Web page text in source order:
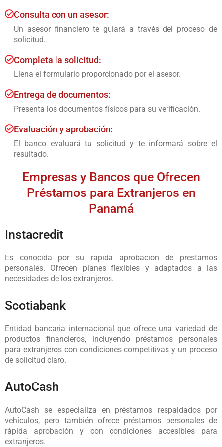
Consulta con un asesor:
Un asesor financiero te guiará a través del proceso de
solicitud.
Completa la solicitud:
Llena el formulario proporcionado por el asesor.
Entrega de documentos:
Presenta los documentos físicos para su verificación.
Evaluación y aprobación:
El banco evaluará tu solicitud y te informará sobre el
resultado.
Empresas y Bancos que Ofrecen
Préstamos para Extranjeros en
Panamá
Instacredit
Es conocida por su rápida aprobación de préstamos
personales. Ofrecen planes flexibles y adaptados a las
necesidades de los extranjeros.
Scotiabank
Entidad bancaria internacional que ofrece una variedad de
productos financieros, incluyendo préstamos personales
para extranjeros con condiciones competitivas y un proceso
de solicitud claro.
AutoCash
AutoCash se especializa en préstamos respaldados por
vehículos, pero también ofrece préstamos personales de
rápida aprobación y con condiciones accesibles para
extranjeros.